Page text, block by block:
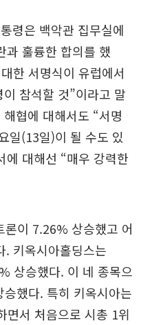
령은 백악관 집무실에
과 훌륭한 합의를 했
한 서명식이 유럽에서
참석할 것”이라고 말
협에 대해서도 “서명
일(13일)이 될 수도 있
에 대해선 “매우 강력한
론이 7.26% 상승했고 어
키옥시아홀딩스는
상승했다. 이 네 종목으
했다. 특히 키옥시아는
면서 처음으로 시총 1위